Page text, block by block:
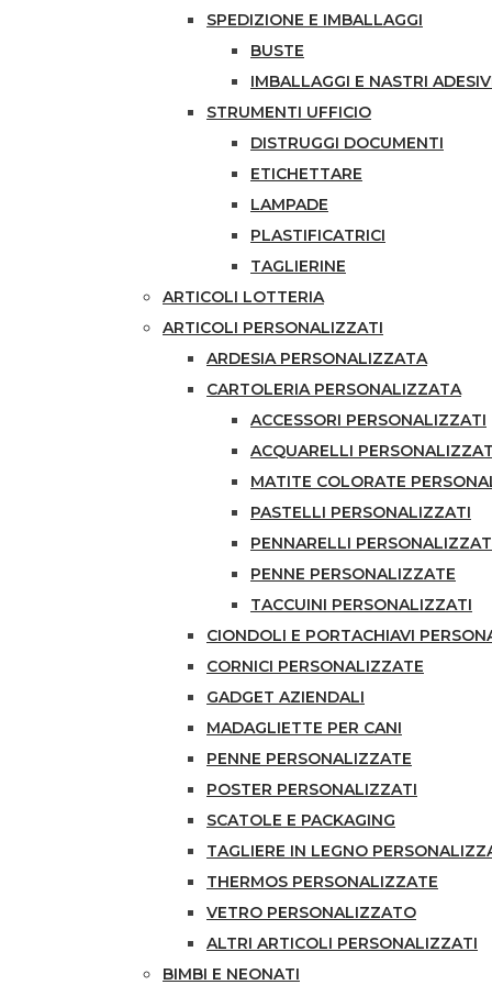
SPEDIZIONE E IMBALLAGGI
BUSTE
IMBALLAGGI E NASTRI
STRUMENTI UFFICIO
DISTRUGGI DOCUMENTI
ETICHETTARE
LAMPADE
PLASTIFICATRICI
TAGLIERINE
ARTICOLI LOTTERIA
ARTICOLI PERSONALIZZATI
ARDESIA PERSONALIZZATA
CARTOLERIA PERSONALIZZATA
ACCESSORI PERSONALIZZATI
ACQUARELLI
MATITE COLORATE
PASTELLI PERSONALIZZATI
PENNARELLI
PENNE PERSONALIZZATE
TACCUINI PERSONALIZZATI
CIONDOLI E PORTACHIAVI
CORNICI PERSONALIZZATE
GADGET AZIENDALI
MADAGLIETTE PER CANI
PENNE PERSONALIZZATE
POSTER PERSONALIZZATI
SCATOLE E PACKAGING
TAGLIERE IN LEGNO
THERMOS PERSONALIZZATE
VETRO PERSONALIZZATO
ALTRI ARTICOLI PERSONALIZZATI
BIMBI E NEONATI